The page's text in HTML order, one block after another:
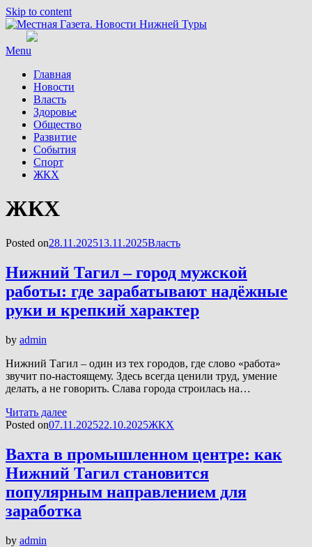
Skip to content
Menu
Главная
Новости
Власть
Здоровье
Общество
Развитие
События
Спорт
ЖКХ
Рубрика
:
ЖКХ
Posted on28.11.202513.11.2025Власть
Нижний Тагил – город мужской
работы: где зарабатывают надёжные
руки и крепкий характер
by admin
Нижний Тагил – один из тех городов, где слово «работа»
звучит по-настоящему. Здесь всегда ценили труд, умение
делать, а не говорить. Слава города строилась на…
Читать далее
Posted on07.11.202522.10.2025ЖКХ
Вахта в промышленном центре: как
Нижний Тагил становится
популярным направлением для
заработка
by admin